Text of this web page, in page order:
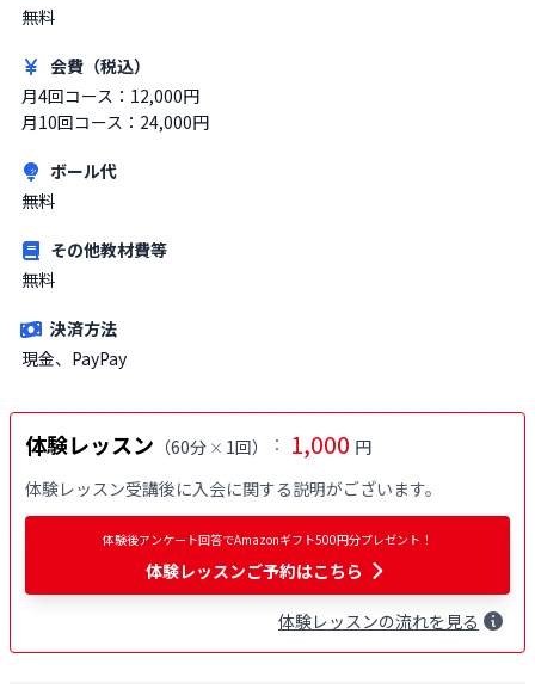
無料
会費（税込）
月4回コース：12,000円
月10回コース：24,000円
ボール代
無料
その他教材費等
無料
決済方法
現金、PayPay
体験レッスン （60分 × 1回） ： 1,000 円
体験レッスン受講後に入会に関する説明がございます。
体験後アンケート回答でAmazonギフト500円分プレゼント！
体験レッスンご予約はこちら
体験レッスンの流れを見る